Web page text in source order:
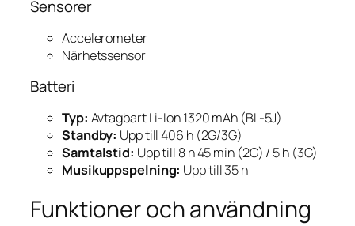
Sensorer
Accelerometer
Närhetssensor
Batteri
Typ: Avtagbart Li-Ion 1320 mAh (BL-5J)
Standby: Upp till 406 h (2G/3G)
Samtalstid: Upp till 8 h 45 min (2G) / 5 h (3G)
Musikuppspelning: Upp till 35 h
Funktioner och användning